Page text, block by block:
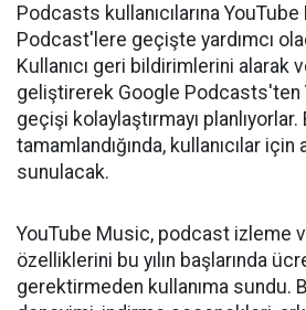
Podcasts kullanıcılarına
Podcast'lere geçişte yardımcı
Kullanıcı geri bildirimlerini alarak
geliştirerek Google Podcasts'ten
geçişi kolaylaştırmayı
tamamlandığında, kullanıcılar için
sunulacak.
YouTube Music, podcast izleme
özelliklerini bu yılın başlarında
gerektirmeden kullanıma sundu.